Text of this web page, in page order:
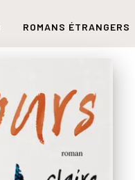
ROMANS ÉTRANGERS